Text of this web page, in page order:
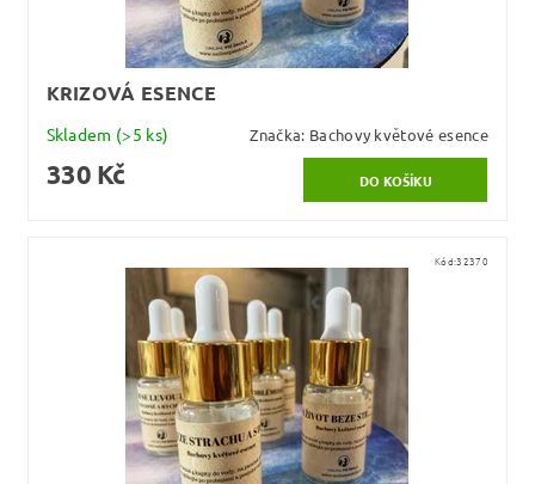
KRIZOVÁ ESENCE
Skladem (>5 ks) Značka: Bachovy květové esence
330 Kč
Kód:32370